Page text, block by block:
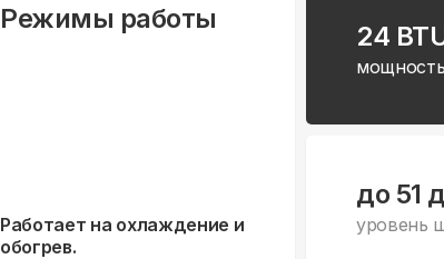
Режимы работы
Работает на охлаждение и
обогрев.
24
до 51
уровень